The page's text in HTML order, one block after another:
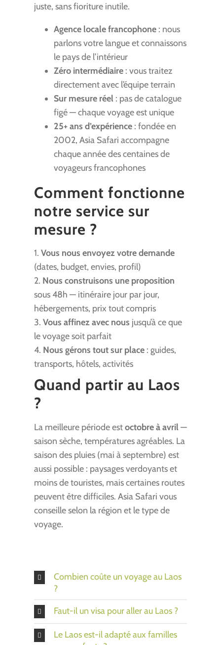
juste, sans fioriture inutile.
Agence locale francophone: nous
parlons votre langue et connaissons
le pays de l’intérieur
Zéro intermédiaire: vous traitez
directement avec l’équipe terrain
Sur mesure réel: pas de catalogue
figé — chaque voyage est unique
25+ ans d’expérience: fondée en
2002, Asia Safari accompagne
chaque année des centaines de
voyageurs francophones
Comment fonctionne
notre service sur
mesure ?
1. Vous nous envoyez votre demande
(dates, budget, envies, profil)
2. Nous construisons une proposition
sous 48h — itinéraire jour par jour,
hébergements, prix tout compris
3. Vous affinez avec nous jusqu’à ce que
le voyage soit parfait
4. Nous gérons tout sur place: guides,
transports, hôtels, activités
Quand partir au Laos
?
La meilleure période estoctobre à avril—
saison sèche, températures agréables. La
saison des pluies (mai à septembre) est
aussi possible : paysages verdoyants et
moins de touristes, mais certaines routes
peuvent être difficiles. Asia Safari vous
conseille selon la région et le type de
voyage.
Combien coûte un voyage au Laos
?
Faut-il un visa pour aller au Laos ?
Le Laos est-il adapté aux familles